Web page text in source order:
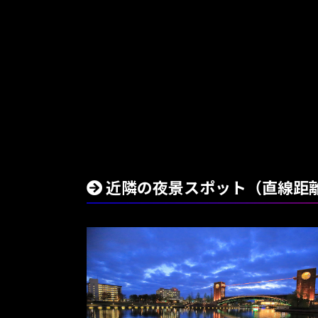
近隣の夜景スポット（直線距